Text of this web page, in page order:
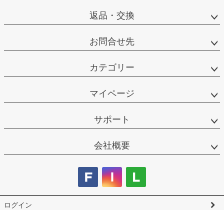
返品・交換
お問合せ先
カテゴリー
マイページ
サポート
会社概要
ログイン